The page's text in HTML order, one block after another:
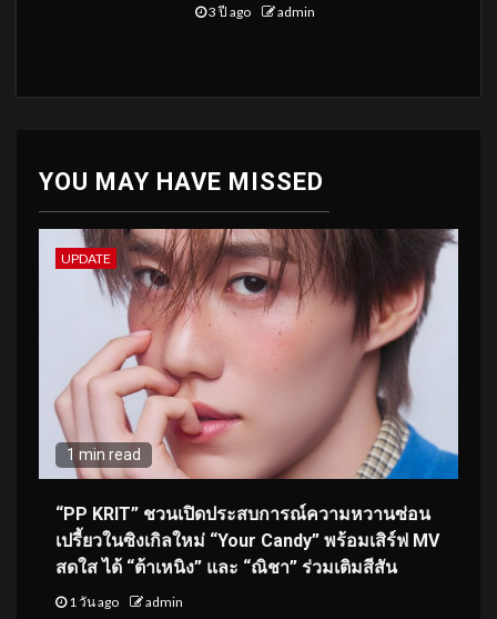
3 ปี ago admin
YOU MAY HAVE MISSED
UPDATE
1 min read
“PP KRIT” ชวนเปิดประสบการณ์ความหวานซ่อน
เปรี้ยวในซิงเกิลใหม่ “Your Candy” พร้อมเสิร์ฟ MV
สดใส ได้ “ต้าเหนิง” และ “ณิชา” ร่วมเติมสีสัน
1 วัน ago admin